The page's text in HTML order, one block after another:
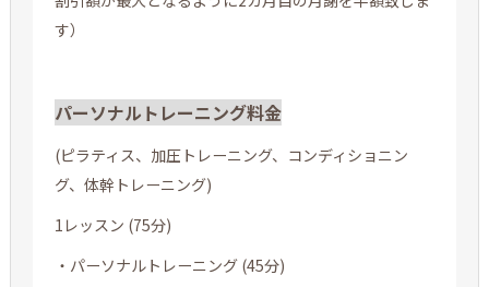
す）
パーソナルトレーニング料金
(ピラティス、加圧トレーニング、コンディショニン
グ、体幹トレーニング)
1レッスン (75分)
・パーソナルトレーニング (45分)